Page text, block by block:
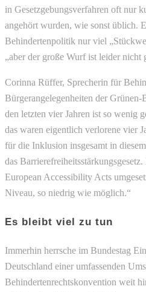
in Gesetzgebungsverfahren oft nur
angehört wurden, wie sonst üblich.
Behindertenpolitik nur viel
„aber der große Wurf ist leider nicht
Corinna Rüffer, Sprecherin für
Bürgerangelegenheiten der Grünen-
den letzten vier Jahren ist so wenig
das waren eigentlich verlorene vier
für die Inklusion insgesamt in
das
European Accessibility Acts
Niveau, so niedrig wie möglich.“
Es bleibt viel zu tun
Immerhin herrsche im Bundestag
Deutschland einer umfassenden
Behindertenrechtskonvention weit